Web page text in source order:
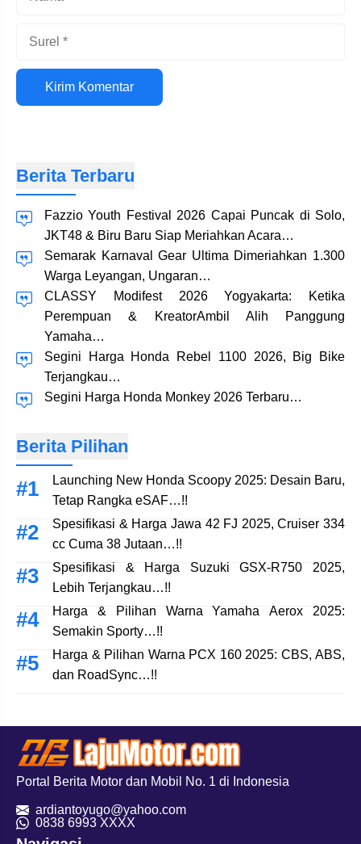
Situs
web
Berita Terbaru
Fazzio Youth Festival 2026 Capai Puncak di Solo,
JKT48 & Biru Baru Siap Meriahkan Acara…
Semarak Karnaval Gear Ultima Dimeriahkan 1.300
Warga Leyangan, Ungaran…
CLASSY Modifest 2026 Yogyakarta: Ketika
Perempuan & KreatorAmbil Alih Panggung
Yamaha…
Segini Harga Honda Rebel 1100 2026, Big Bike
Terjangkau…
Segini Harga Honda Monkey 2026 Terbaru…
Berita Pilihan
Launching New Honda Scoopy 2025: Desain Baru,
Tetap Rangka eSAF…!!
Spesifikasi & Harga Jawa 42 FJ 2025, Cruiser 334
cc Cuma 38 Jutaan…!!
Spesifikasi & Harga Suzuki GSX-R750 2025,
Lebih Terjangkau…!!
Harga & Pilihan Warna Yamaha Aerox 2025:
Semakin Sporty…!!
Harga & Pilihan Warna PCX 160 2025: CBS, ABS,
dan RoadSync…!!
Portal Berita Motor dan Mobil No. 1 di Indonesia
ardiantoyugo@yahoo.com
0838 6993 XXXX